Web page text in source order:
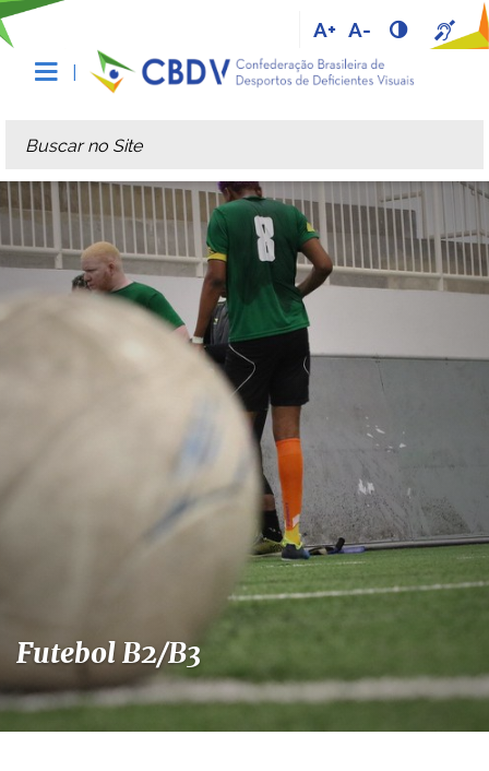
A+ A-
Busca
Busca Avançada…
Futebol B2/B3